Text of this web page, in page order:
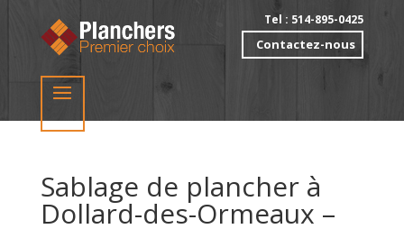
Tel : 514-895-0425
Contactez-nous
Sablage de plancher à
Dollard-des-Ormeaux –